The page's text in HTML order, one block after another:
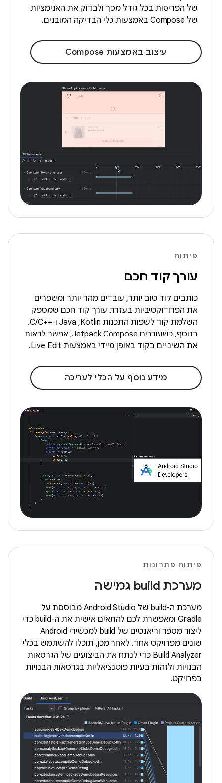
של הפריסות בכל גודל מסך ולבדוק את האנימציות
של Compose באמצעות כלי הבדיקה המובנים.
עיצוב באמצעות Compose
פיתוח
עורך קוד חכם
כותבים קוד טוב יותר, עובדים מהר יותר ומשפרים
את הפרודוקטיביות בעזרת עורך קוד חכם שמספק
השלמת קוד לשפות התכנות Kotlin,‏ Java ו-C/C++‎.
בנוסף, כשעורכים Jetpack Compose, אפשר לראות
את השינויים בקוד באופן מיידי באמצעות Live Edit.
מידע נוסף על הכלי לעריכה
פיתוח פתרונות
מערכת build גמישה
מערכת ה-build של Android Studio מבוססת על
Gradle ומאפשרת לכם להתאים אישית את ה-build כדי
ליצור מספר וריאנטים של build למכשירי Android
שונים מפרויקט אחד. לאחר מכן, תוכלו להשתמש בכלי
Build Analyzer כדי לנתח את הביצועים של הגרסאות
הבנויות ולזהות בעיות פוטנציאליות בגרסאות הבנויות
בפרויקט.